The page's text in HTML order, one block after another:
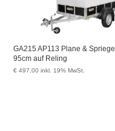
GA215 AP113 Plane & Spriegel
95cm auf Reling
€ 497,00 inkl. 19% MwSt.